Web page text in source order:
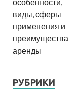
РУБРИКИ